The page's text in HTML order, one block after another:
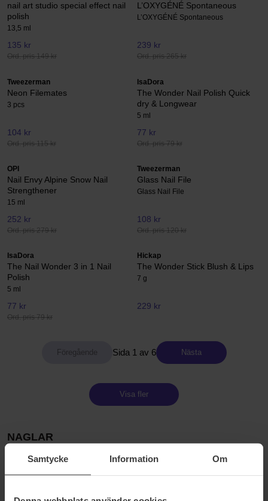
Samtycke Information Om
nail art studio special effect nail
polish
13,5 ml
135 kr
Ord. pris 149 kr
L’OXYGÉNÉ Spontaneous
L’OXYGÉNÉ Spontaneous
239 kr
Ord. pris 265 kr
Tweezerman
Neon Filemates
3 pcs
104 kr
Ord. pris 115 kr
IsaDora
The Wonder Nail Polish Quick
dry & Longwear
5 ml
77 kr
Ord. pris 79 kr
OPI
Nail Envy Alpine Snow Nail
Strengthener
15 ml
252 kr
Ord. pris 279 kr
Tweezerman
Glass Nail File
Glass Nail File
108 kr
Ord. pris 120 kr
IsaDora
The Nail Wonder 3 in 1 Nail
Polish
5 ml
77 kr
Ord. pris 79 kr
Hickap
The Wonder Stick Blush & Lips
7 g
229 kr
Sida 1 av 6 Nästa
Visa fler
NAGLAR
Det är detaljerna som gör helheten På Bangerhead tycker vi att det